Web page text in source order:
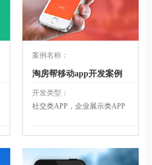
案例名称：
淘房帮移动app开发案例
开发类型：
社交类APP，企业展示类APP